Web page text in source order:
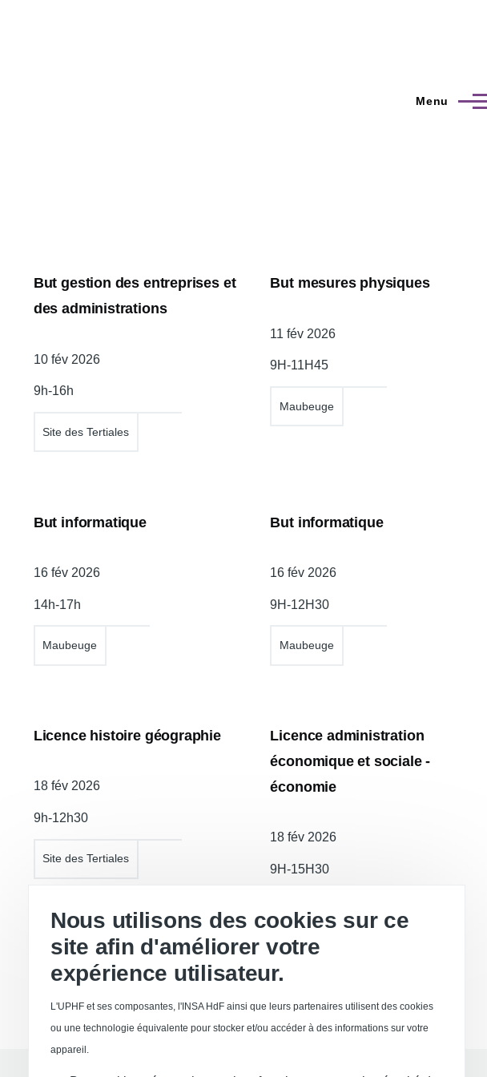
Menu
But gestion des entreprises et
des administrations
Date
10 fév 2026
9h-16h
Site des Tertiales
But mesures physiques
Date
11 fév 2026
9H-11H45
Maubeuge
But informatique
Date
16 fév 2026
14h-17h
Maubeuge
But informatique
Date
16 fév 2026
9H-12H30
Maubeuge
Licence histoire géographie
Date
18 fév 2026
9h-12h30
Site des Tertiales
Licence administration
économique et sociale -
économie
Date
18 fév 2026
9H-15H30
Site des Tertiales
Nous utilisons des cookies sur ce
site afin d'améliorer votre
expérience utilisateur.
L'UPHF et ses composantes, l'INSA HdF ainsi que leurs partenaires utilisent des cookies
ou une technologie équivalente pour stocker et/ou accéder à des informations sur votre
appareil.